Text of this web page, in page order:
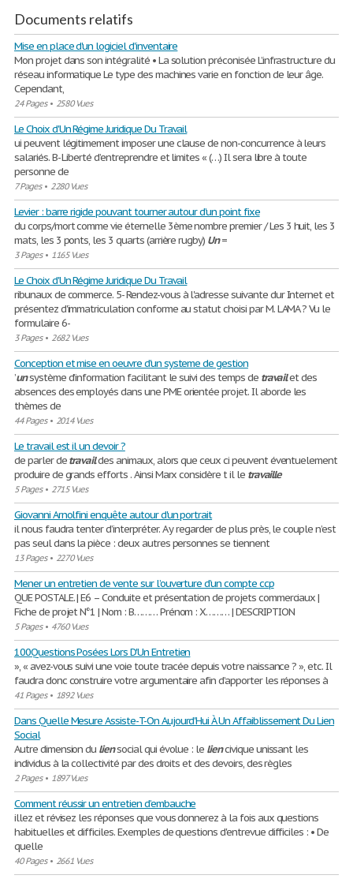
Documents relatifs
Mise en place d'un logiciel d'inventaire
Mon projet dans son intégralité • La solution préconisée L’infrastructure du
réseau informatique Le type des machines varie en fonction de leur âge.
Cependant,
24 Pages• 2580 Vues
Le Choix d'Un Régime Juridique Du Travail
ui peuvent légitimement imposer une clause de non-concurrence à leurs
salariés. B- Liberté d’entreprendre et limites « (…) Il sera libre à toute
personne de
7 Pages• 2280 Vues
Levier : barre rigide pouvant tourner autour d’un point fixe
du corps/mort comme vie éternelle 3ème nombre premier / Les 3 huit, les 3
mats, les 3 ponts, les 3 quarts (arrière rugby) Un=
3 Pages• 1165 Vues
Le Choix d'Un Régime Juridique Du Travail
ribunaux de commerce. 5- Rendez-vous à l'adresse suivante dur Internet et
présentez d'immatriculation conforme au statut choisi par M. LAMA ? Vu le
formulaire 6-
3 Pages• 2682 Vues
Conception et mise en oeuvre d'un systeme de gestion
’unsystème d’information facilitant le suivi des temps de travailet des
absences des employés dans une PME orientée projet. Il aborde les
thèmes de
44 Pages• 2014 Vues
Le travail est il un devoir ?
de parler detravaildes animaux, alors que ceux ci peuvent éventuelement
produire de grands efforts . Ainsi Marx considère t il le travaille
5 Pages• 2715 Vues
Giovanni Arnolfini enquête autour d'un portrait
il nous faudra tenter d’interpréter. A y regarder de plus près, le couple n’est
pas seul dans la pièce : deux autres personnes se tiennent
13 Pages• 2270 Vues
Mener un entretien de vente sur l’ouverture d’un compte ccp
QUE POSTALE. | E6 – Conduite et présentation de projets commerciaux |
Fiche de projet N°1 | Nom : B……… Prénom : X……… | DESCRIPTION
5 Pages• 4760 Vues
100Questions Posées Lors D'Un Entretien
», « avez-vous suivi une voie toute tracée depuis votre naissance ? », etc. Il
faudra donc construire votre argumentaire afin d’apporter les réponses à
41 Pages• 1892 Vues
Dans Quelle Mesure Assiste-T-On Aujourd'Hui À Un Affaiblissement Du Lien
Social
Autre dimension duliensocial qui évolue : le liencivique unissant les
individus à la collectivité par des droits et des devoirs, des règles
2 Pages• 1897 Vues
Comment réussir un entretien d’embauche
illez et révisez les réponses que vous donnerez à la fois aux questions
habituelles et difficiles. Exemples de questions d'entrevue difficiles : • De
quelle
40 Pages• 2661 Vues